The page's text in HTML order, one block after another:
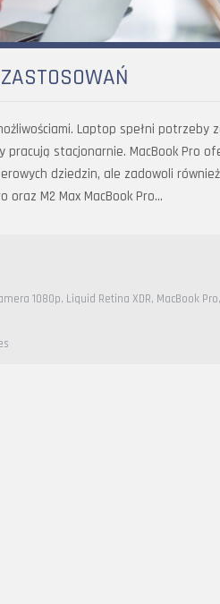
Laptop spełni potrzeby
pracują stacjonarnie. MacBook Pro
dziedzin, ale zadowoli
oraz M2 Max MacBook Pro…
1080p, Liquid Retina XDR, MacBook Pro,